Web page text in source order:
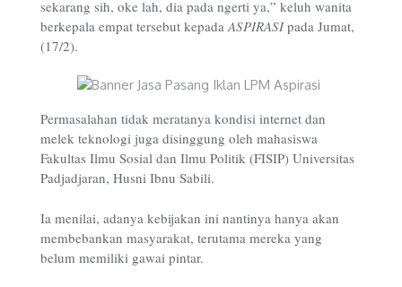
sekarang sih, oke lah, dia pada ngerti ya,” keluh wanita
berkepala empat tersebut kepada ASPIRASIpada Jumat,
(17/2).
Permasalahan tidak meratanya kondisi internet dan
melek teknologi juga disinggung oleh mahasiswa
Fakultas Ilmu Sosial dan Ilmu Politik (FISIP) Universitas
Padjadjaran, Husni Ibnu Sabili.
Ia menilai, adanya kebijakan ini nantinya hanya akan
membebankan masyarakat, terutama mereka yang
belum memiliki gawai pintar.